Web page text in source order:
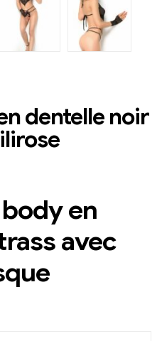
dentelle noir
en
avec